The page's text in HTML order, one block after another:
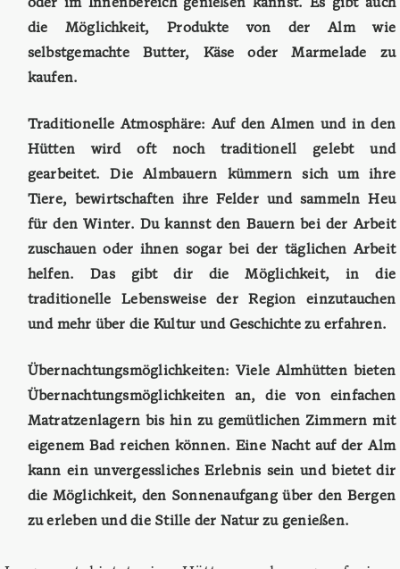
oder im Innenbereich genießen kannst. Es gibt auch
die Möglichkeit, Produkte von der Alm wie
selbstgemachte Butter, Käse oder Marmelade zu
kaufen.
Traditionelle Atmosphäre: Auf den Almen und in den
Hütten wird oft noch traditionell gelebt und
gearbeitet. Die Almbauern kümmern sich um ihre
Tiere, bewirtschaften ihre Felder und sammeln Heu
für den Winter. Du kannst den Bauern bei der Arbeit
zuschauen oder ihnen sogar bei der täglichen Arbeit
helfen. Das gibt dir die Möglichkeit, in die
traditionelle Lebensweise der Region einzutauchen
und mehr über die Kultur und Geschichte zu erfahren.
Übernachtungsmöglichkeiten: Viele Almhütten bieten
Übernachtungsmöglichkeiten an, die von einfachen
Matratzenlagern bis hin zu gemütlichen Zimmern mit
eigenem Bad reichen können. Eine Nacht auf der Alm
kann ein unvergessliches Erlebnis sein und bietet dir
die Möglichkeit, den Sonnenaufgang über den Bergen
zu erleben und die Stille der Natur zu genießen.